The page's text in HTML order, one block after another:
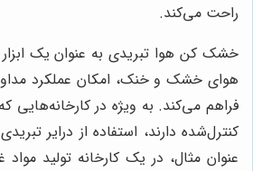
راحت می‌کند.
خشک کن هوا تبریدی به عنوان یک ابزار
هوای خشک و خنک، امکان عملکرد
فراهم می‌کند. به ویژه در کارخانه‌هایی
کنترل‌شده دارند، استفاده از درایر
عنوان مثال، در یک کارخانه تولید مواد